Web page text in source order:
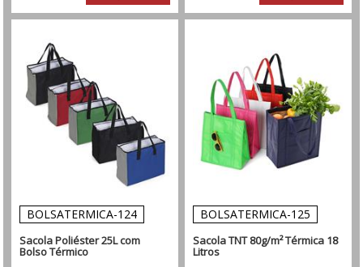
BOLSATERMICA-124
Sacola Poliéster 25L com
Bolso Térmico
BOLSATERMICA-125
Sacola TNT 80g/m² Térmica 18
Litros